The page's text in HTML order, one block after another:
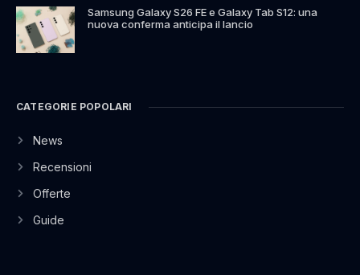
Samsung Galaxy S26 FE e Galaxy Tab S12: una
nuova conferma anticipa il lancio
CATEGORIE POPOLARI
News
Recensioni
Offerte
Guide